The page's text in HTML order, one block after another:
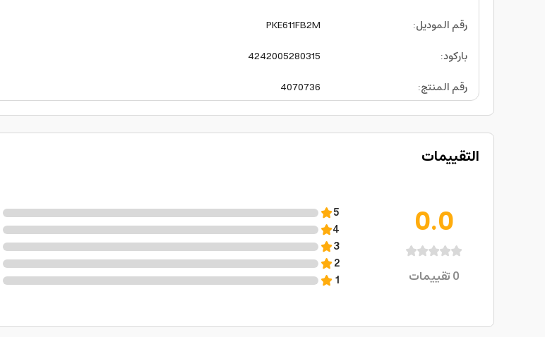
رقم الموديل:
PKE611FB2M
باركود:
4242005280315
رقم المنتج:
4070736
التقييمات
0.0
0تقييمات
5
4
3
2
1